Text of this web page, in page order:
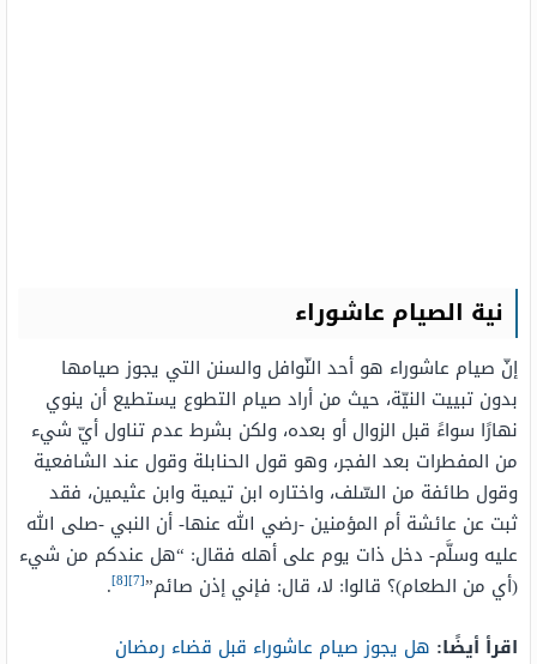
نية الصيام عاشوراء
إنّ صيام عاشوراء هو أحد النّوافل والسنن التي يجوز صيامها
بدون تبييت النيّة، حيث من أراد صيام التطوع يستطيع أن ينوي
نهارًا سواءً قبل الزوال أو بعده، ولكن بشرط عدم تناول أيّ شيء
من المفطرات بعد الفجر، وهو قول الحنابلة وقول عند الشافعية
وقول طائفة من السّلف، واختاره ابن تيمية وابن عثيمين، فقد
ثبت عن عائشة أم المؤمنين -رضي الله عنها- أن النبي -صلى الله
عليه وسلَّم- دخل ذات يوم على أهله فقال: “هل عندكم من شيء
(أي من الطعام)؟ قالوا: لا، قال: فإني إذن صائم”[7]
[8]
.
اقرأ أيضًا: هل يجوز صيام عاشوراء قبل قضاء رمضان